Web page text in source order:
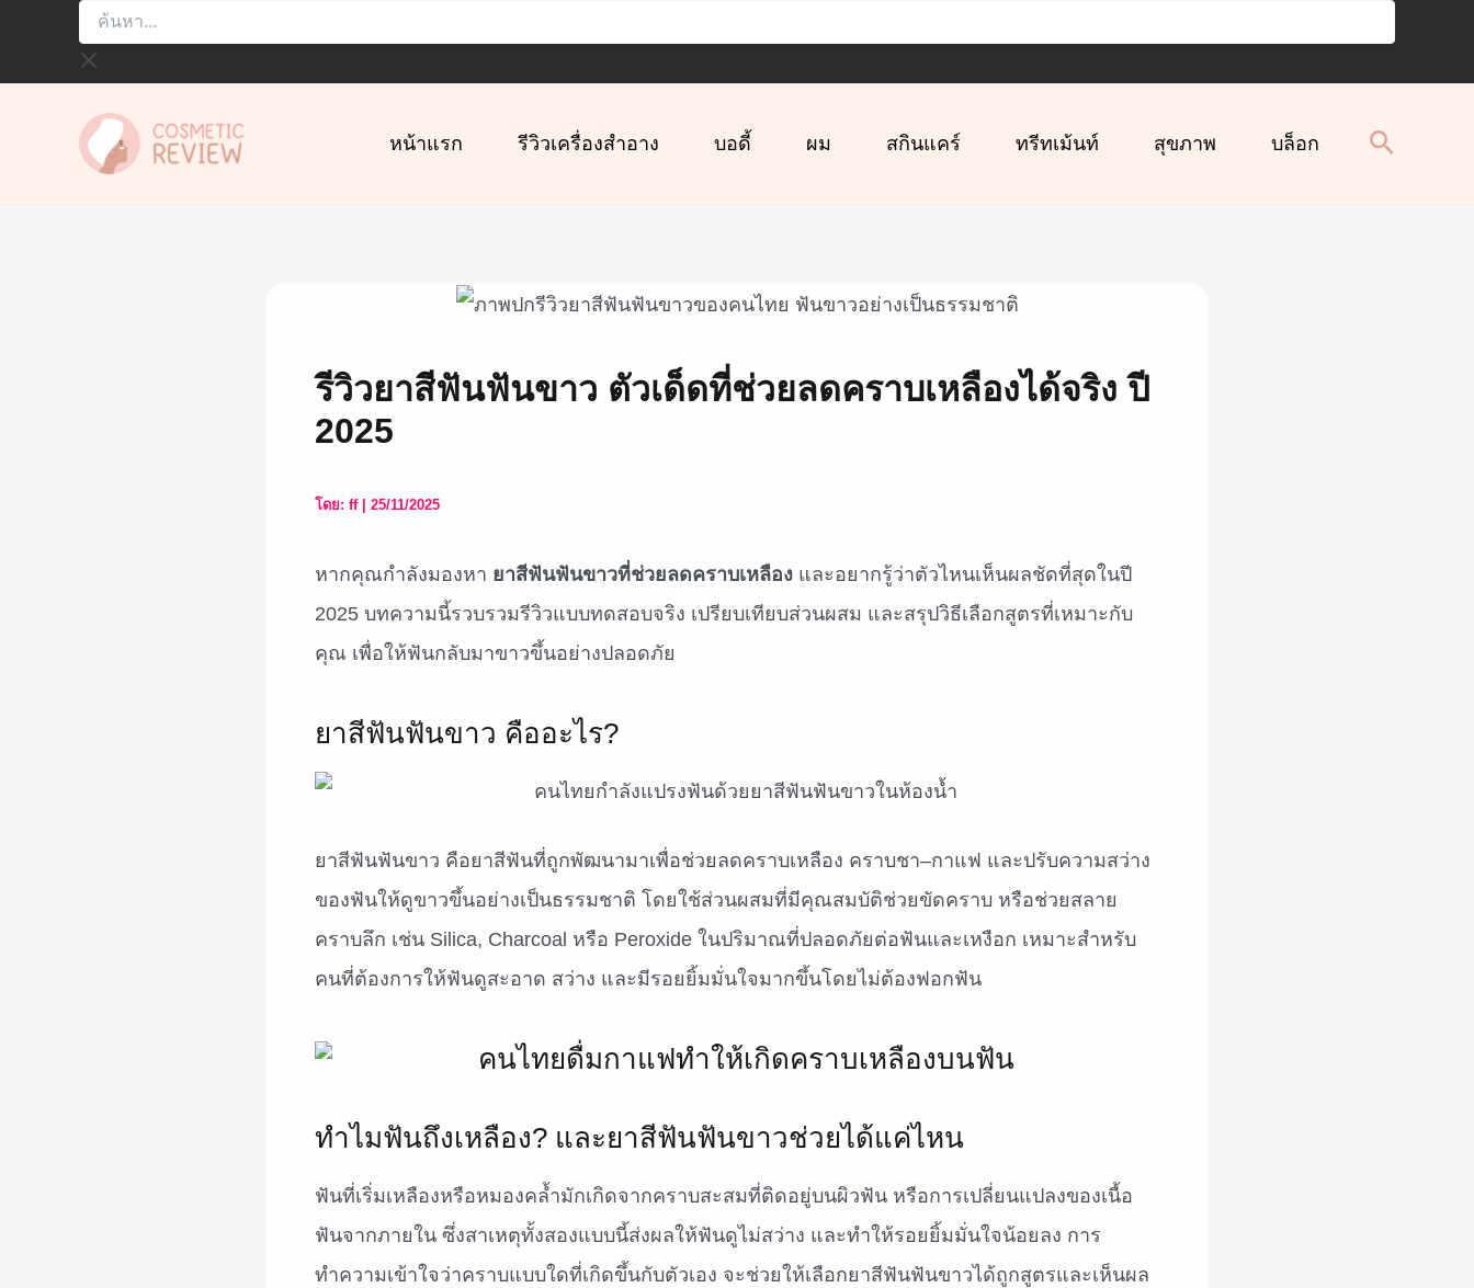
ค้นหา...
หน้าแรก รีวิวเครื่องสำอาง บอดี้ ผม สกินแคร์ ทรีทเม้นท์ สุขภาพ บล็อก
รีวิวยาสีฟันฟันขาว ตัวเด็ดที่ช่วยลดคราบเหลืองได้จริง ปี
2025
โดย: ff 25/11/2025
หากคุณกำลังมองหา ยาสีฟันฟันขาวที่ช่วยลดคราบเหลือง และอยากรู้ว่าตัวไหนเห็นผลชัดที่สุดในปี
2025 บทความนี้รวบรวมรีวิวแบบทดสอบจริง เปรียบเทียบส่วนผสม และสรุปวิธีเลือกสูตรที่เหมาะกับ
คุณ เพื่อให้ฟันกลับมาขาวขึ้นอย่างปลอดภัย
ยาสีฟันฟันขาว คืออะไร?
ยาสีฟันฟันขาว คือยาสีฟันที่ถูกพัฒนามาเพื่อช่วยลดคราบเหลือง คราบชา–กาแฟ และปรับความสว่าง
ของฟันให้ดูขาวขึ้นอย่างเป็นธรรมชาติ โดยใช้ส่วนผสมที่มีคุณสมบัติช่วยขัดคราบ หรือช่วยสลาย
คราบลึก เช่น Silica, Charcoal หรือ Peroxide ในปริมาณที่ปลอดภัยต่อฟันและเหงือก เหมาะสำหรับ
คนที่ต้องการให้ฟันดูสะอาด สว่าง และมีรอยยิ้มมั่นใจมากขึ้นโดยไม่ต้องฟอกฟัน
ทำไมฟันถึงเหลือง? และยาสีฟันฟันขาวช่วยได้แค่ไหน
ฟันที่เริ่มเหลืองหรือหมองคล้ำมักเกิดจากคราบสะสมที่ติดอยู่บนผิวฟัน หรือการเปลี่ยนแปลงของเนื้อ
ฟันจากภายใน ซึ่งสาเหตุทั้งสองแบบนี้ส่งผลให้ฟันดูไม่สว่าง และทำให้รอยยิ้มมั่นใจน้อยลง การ
ทำความเข้าใจว่าคราบแบบใดที่เกิดขึ้นกับตัวเอง จะช่วยให้เลือกยาสีฟันฟันขาวได้ถูกสูตรและเห็นผล